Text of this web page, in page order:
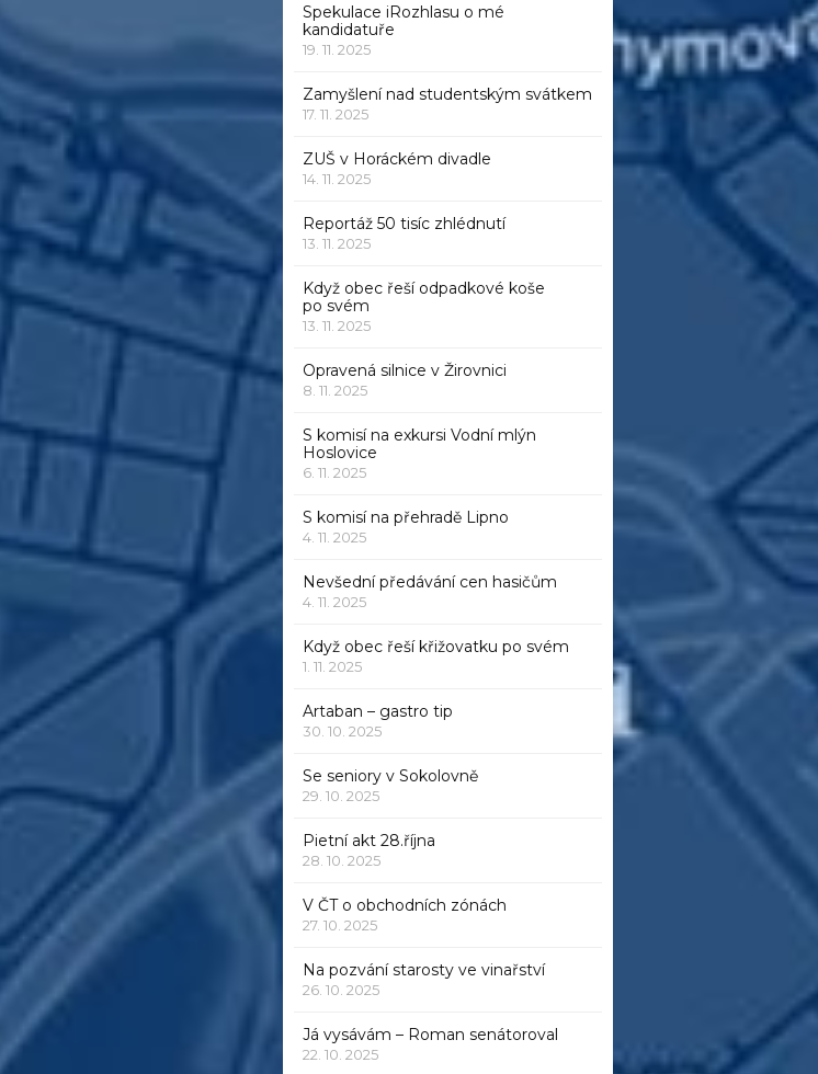
Spekulace iRozhlasu o mé
kandidatuře
19. 11. 2025
Zamyšlení nad studentským svátkem
17. 11. 2025
ZUŠ v Horáckém divadle
14. 11. 2025
Reportáž 50 tisíc zhlédnutí
13. 11. 2025
Když obec řeší odpadkové koše
po svém
13. 11. 2025
Opravená silnice v Žirovnici
8. 11. 2025
S komisí na exkursi Vodní mlýn
Hoslovice
6. 11. 2025
S komisí na přehradě Lipno
4. 11. 2025
Nevšední předávání cen hasičům
4. 11. 2025
Když obec řeší křižovatku po svém
1. 11. 2025
Artaban – gastro tip
30. 10. 2025
Se seniory v Sokolovně
29. 10. 2025
Pietní akt 28.října
28. 10. 2025
V ČT o obchodních zónách
27. 10. 2025
Na pozvání starosty ve vinařství
26. 10. 2025
Já vysávám – Roman senátoroval
22. 10. 2025